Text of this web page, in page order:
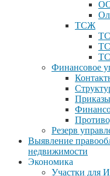
ТСЖ
Финансовое
Резерв
Выявление
недвижимости
Экономика
Участки для